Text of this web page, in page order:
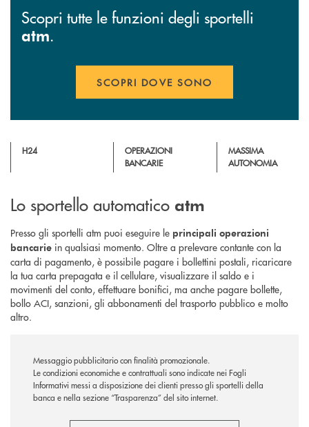
Scopri tutte le funzioni degli sportelli
atm.
SCOPRI DOVE SONO
H24
OPERAZIONI
BANCARIE
MASSIMA
AUTONOMIA
Lo sportello automatico atm
Presso gli sportelli atm puoi eseguire le principali operazioni
bancarie in qualsiasi momento. Oltre a prelevare contante con la
carta di pagamento, è possibile pagare i bollettini postali, ricaricare
la tua carta prepagata e il cellulare, visualizzare il saldo e i
movimenti del conto, effettuare bonifici, ma anche pagare bollette,
bollo ACI, sanzioni, gli abbonamenti del trasporto pubblico e molto
altro.
Messaggio pubblicitario con finalità promozionale.
Le condizioni economiche e contrattuali sono indicate nei Fogli
Informativi messi a disposizione dei clienti presso gli sportelli della
banca e nella sezione “Trasparenza” del sito internet.